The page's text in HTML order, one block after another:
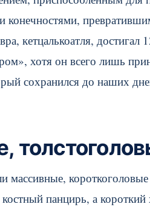
кетцалькоатля,
хотя он всего лишь
сохранился до наших
массивные,
панцирь, а короткий